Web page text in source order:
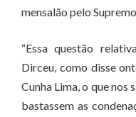
mensalão pelo
“Essa questão
Dirceu, como disse
Cunha Lima, o que nos
bastassem as